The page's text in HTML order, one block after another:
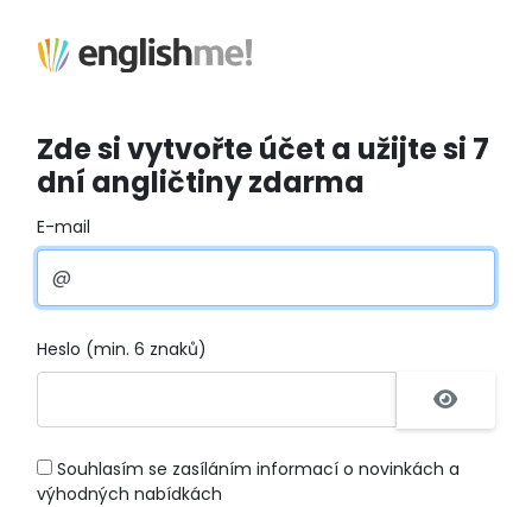
Zde si vytvořte účet a užijte si 7
dní angličtiny zdarma
E-mail
Heslo (min. 6 znaků)
Souhlasím se zasíláním informací o novinkách a
výhodných nabídkách